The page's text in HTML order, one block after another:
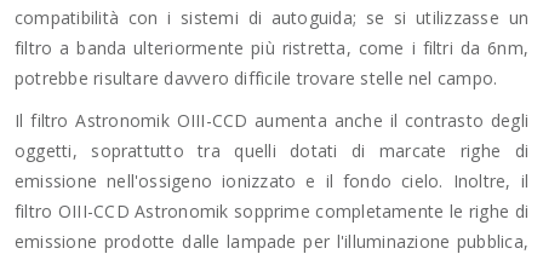
compatibilità con i sistemi di autoguida; se si utilizzasse un
filtro a banda ulteriormente più ristretta, come i filtri da 6nm,
potrebbe risultare davvero difficile trovare stelle nel campo.
Il filtro Astronomik OIII-CCD aumenta anche il contrasto degli
oggetti, soprattutto tra quelli dotati di marcate righe di
emissione nell'ossigeno ionizzato e il fondo cielo. Inoltre, il
filtro OIII-CCD Astronomik sopprime completamente le righe di
emissione prodotte dalle lampade per l'illuminazione pubblica,